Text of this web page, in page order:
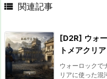
 関連記事
[D2R] ウォ
トメアクリア
ウォーロックで
リアに使った混